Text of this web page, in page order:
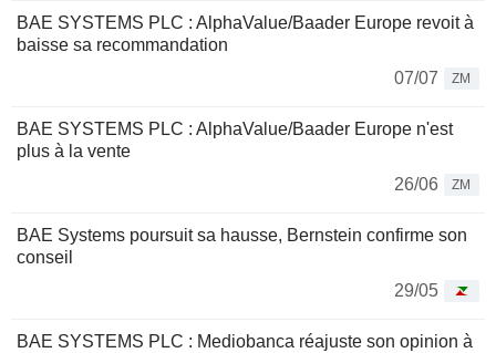
BAE SYSTEMS PLC : AlphaValue/Baader Europe revoit à
baisse sa recommandation
07/07
ZM
BAE SYSTEMS PLC : AlphaValue/Baader Europe n'est
plus à la vente
26/06
ZM
BAE Systems poursuit sa hausse, Bernstein confirme son
conseil
29/05
BAE SYSTEMS PLC : Mediobanca réajuste son opinion à